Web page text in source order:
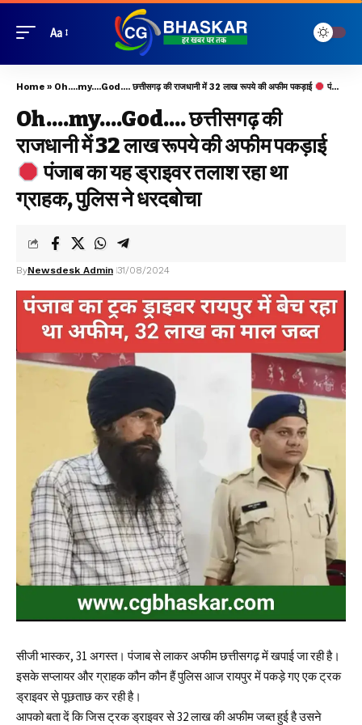
Aa
Home » Oh….my….God…. छत्तीसगढ़ की राजधानी में 32 लाख रूपये की अफीम पकड़ाई पंजाब का यह ड्राइवर तलाश रहा था ग्राहक, पुलिस ने धरदबोचा
Oh….my….God…. छत्तीसगढ़ की
राजधानी में 32 लाख रूपये की अफीम पकड़ाई
पंजाब का यह ड्राइवर तलाश रहा था
ग्राहक, पुलिस ने धरदबोचा
ByNewsdesk Admin 31/08/2024
सीजी भास्कर, 31 अगस्त। पंजाब से लाकर अफीम छत्तीसगढ़ में खपाई जा रही है।
इसके सप्लायर और ग्राहक कौन कौन हैं पुलिस आज रायपुर में पकड़े गए एक ट्रक
ड्राइवर से पूछताछ कर रही है।
आपको बता दें कि जिस ट्रक ड्राइवर से 32 लाख की अफीम जब्त हुई है उसने